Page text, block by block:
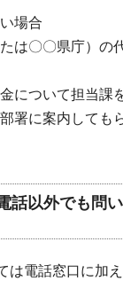
場合
たは〇〇県庁）の
について担当課
署に案内しても
話以外でも問
は電話窓口に加